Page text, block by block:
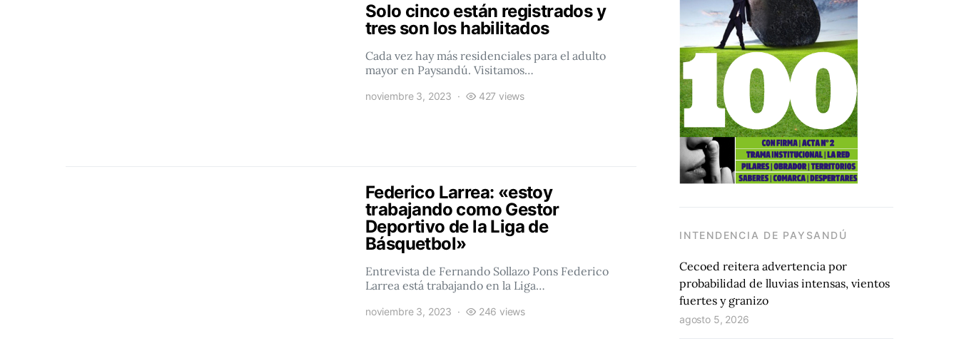
Solo cinco están registrados y
tres son los habilitados
Cada vez hay más residenciales para el adulto
mayor en Paysandú. Visitamos…
noviembre 3, 2023 427 views
Federico Larrea: «estoy
trabajando como Gestor
Deportivo de la Liga de
Básquetbol»
Entrevista de Fernando Sollazo Pons Federico
Larrea está trabajando en la Liga…
noviembre 3, 2023 246 views
INTENDENCIA DE PAYSANDÚ
Cecoed reitera advertencia por
probabilidad de lluvias intensas, vientos
fuertes y granizo
agosto 5, 2026